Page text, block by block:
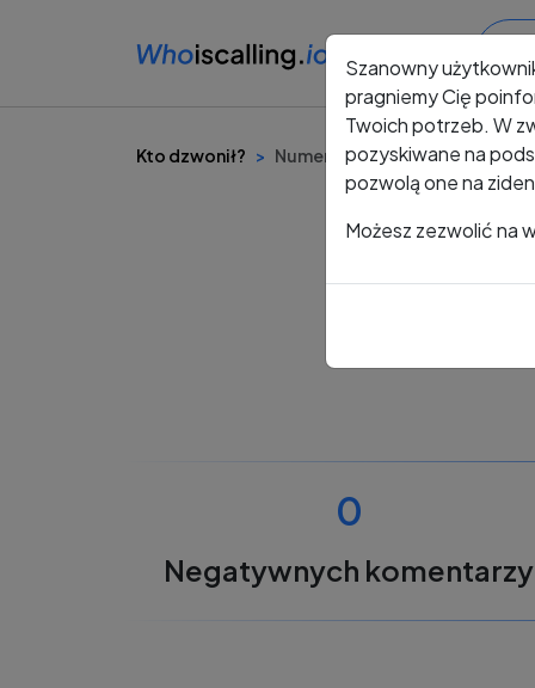
Kto dzwonił? Numer +48 487 951 197
0
Negatywnych komentarzy
Szanowny
pragniemy Cię
Twoich potrzeb. W
pozyskiwane na
pozwolą one na
Możesz zezwolić na